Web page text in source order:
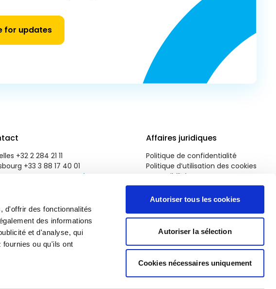
d'offrir des fonctionnalités
des informations
et d'analyse, qui
ou qu'ils ont
Autoriser tous les cookies
Autoriser la sélection
Cookies nécessaires uniquement
for updates
+32 2 284 21 11
+33 3 88 17 40 01
Affaires juridiques
Politique de confidentialité
Politique d’utilisation des cookies
Accessibilité